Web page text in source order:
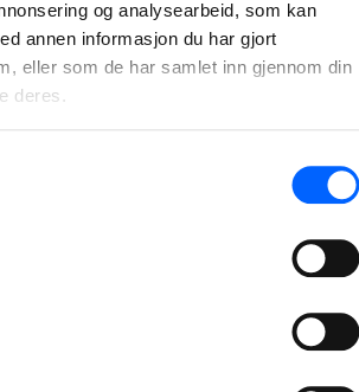
og analysearbeid, som kan
annen informasjon du har gjort
eller som de har samlet inn gjennom din
deres.
blant finalistene til
2026
i Valberg